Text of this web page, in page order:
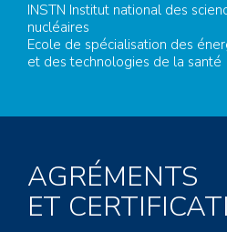
INSTN Institut national des
nucléaires
Ecole de spécialisation des
et des technologies de la santé
AGRÉMENTS
ET